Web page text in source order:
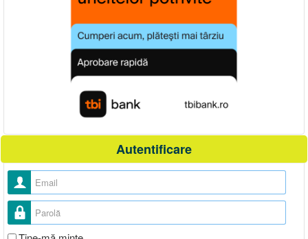
Autentificare
Nume utilizator
Parolă